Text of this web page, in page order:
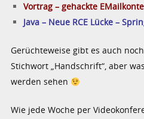
Vortrag – gehackte
Java – Neue RCE Lücke –
Gerüchteweise gibt es auch
Stichwort „Handschrift“, aber
werden sehen
Wie jede Woche per